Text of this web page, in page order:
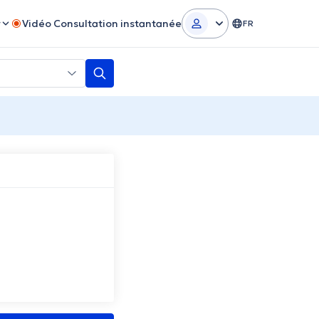
Vidéo Consultation instantanée FR